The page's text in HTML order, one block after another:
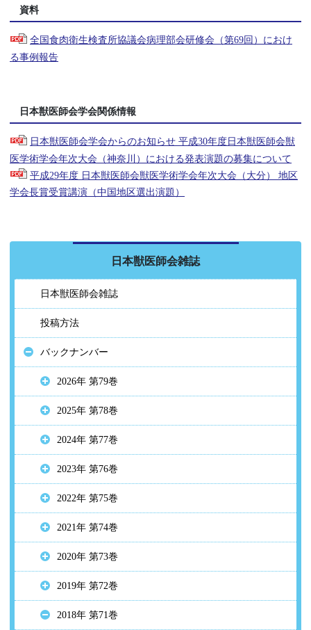
資料
全国食肉衛生検査所協議会病理部会研修会（第69回）におけ
る事例報告
日本獣医師会学会関係情報
日本獣医師会学会からのお知らせ 平成30年度日本獣医師会獣
医学術学会年次大会（神奈川）における発表演題の募集について
平成29年度 日本獣医師会獣医学術学会年次大会（大分） 地区
学会長賞受賞講演（中国地区選出演題）
日本獣医師会雑誌
日本獣医師会雑誌
投稿方法
バックナンバー
2026年 第79巻
2025年 第78巻
2024年 第77巻
2023年 第76巻
2022年 第75巻
2021年 第74巻
2020年 第73巻
2019年 第72巻
2018年 第71巻